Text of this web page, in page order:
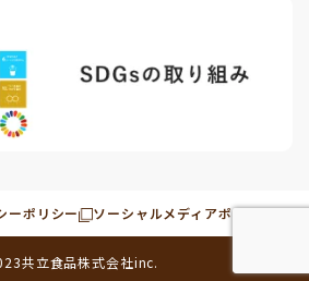
ーポリシー ソーシャルメディアポリシー
共立食品株式会社inc.